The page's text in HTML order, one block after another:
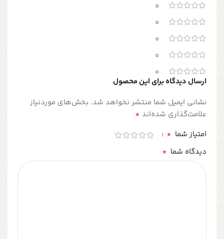
0
0
0
0
0
ارسال دیدگاه برای این محصول
نشانی ایمیل شما منتشر نخواهد شد. بخش‌های موردنیاز
علامت‌گذاری شده‌اند *
امتیاز شما *
دیدگاه شما *